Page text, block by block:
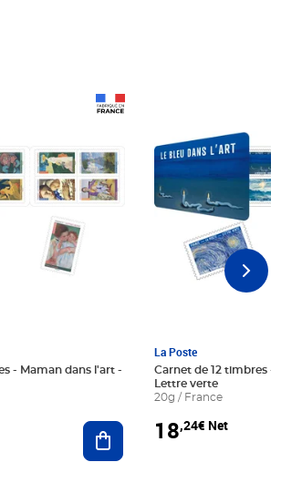
- Maman dans l'art -
Ajouter au panier
La Poste
Carnet de 12 timbres - Le
Lettre verte
20g / France
18,24€ Net